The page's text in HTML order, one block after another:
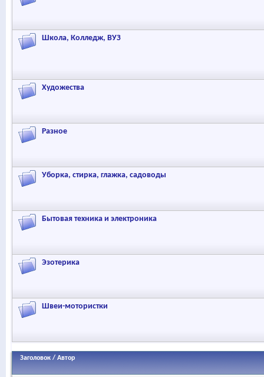
Школа, Колледж, ВУЗ
Художества
Разное
Уборка, стирка, глажка, садоводы
Бытовая техника и электроника
Эзотерика
Швеи-мотористки
Заголовок / Автор